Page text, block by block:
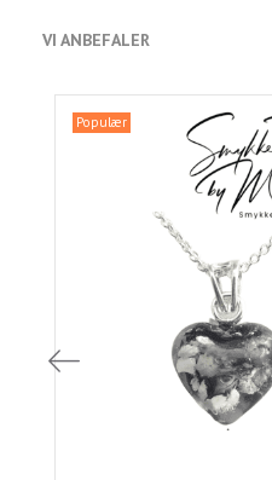
VI ANBEFALER
Populær